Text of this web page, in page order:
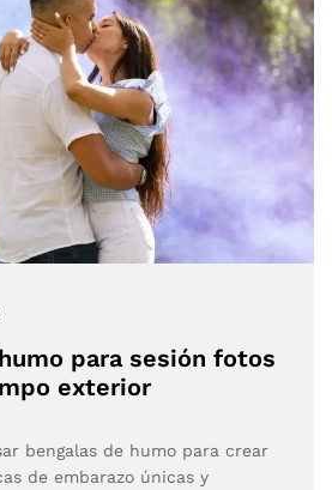
para sesión fotos
exterior
bengalas de humo para crear
de embarazo únicas y